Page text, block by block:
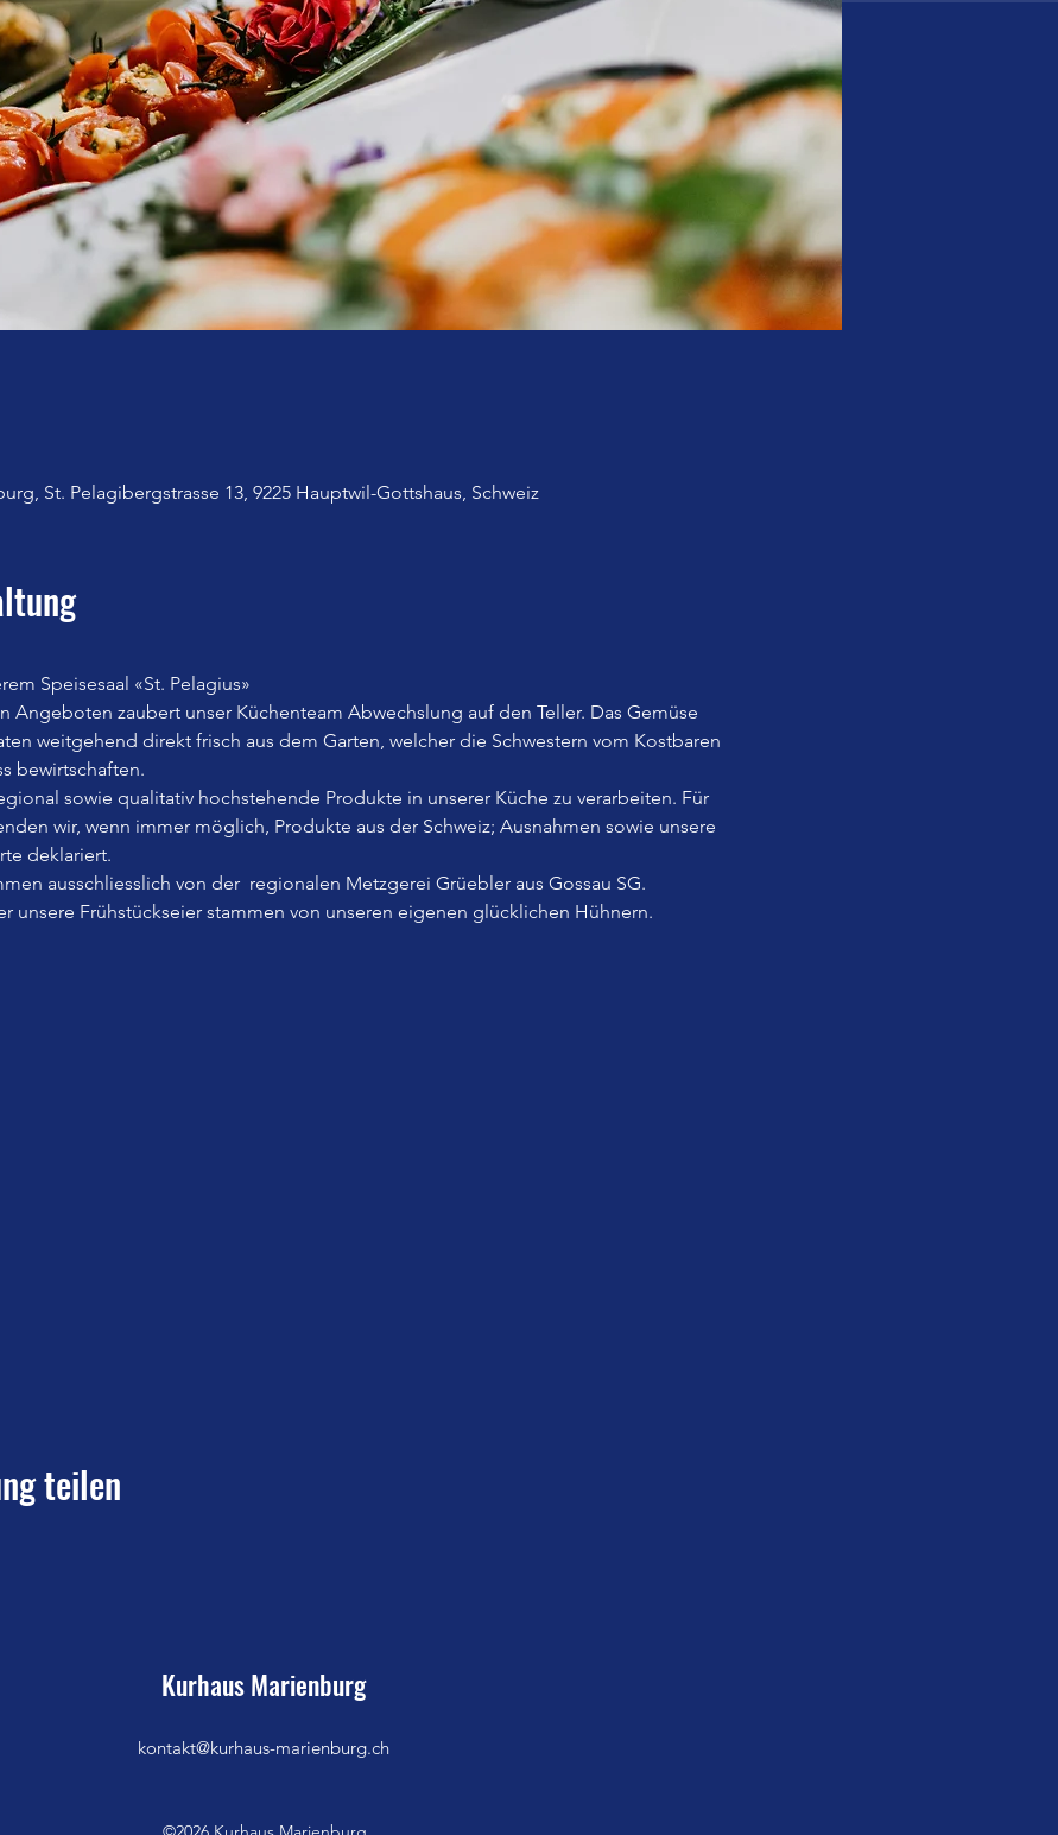
St. Pelagibergstrasse 13, 9225 Hauptwil-Gottshaus, Schweiz
Speisesaal «St. Pelagius»
Angeboten zaubert unser Küchenteam Abwechslung auf den Teller. Das Gemüse
weitgehend direkt frisch aus dem Garten, welcher die Schwestern vom Kostbaren
bewirtschaften.
sowie qualitativ hochstehende Produkte in unserer Küche zu verarbeiten. Für
wir, wenn immer möglich, Produkte aus der Schweiz; Ausnahmen sowie unsere
deklariert.
ausschliesslich von der  regionalen Metzgerei Grüebler aus Gossau SG.
unsere Frühstückseier stammen von unseren eigenen glücklichen Hühnern.
teilen
Kurhaus Marienburg
kontakt@kurhaus-marienburg.ch